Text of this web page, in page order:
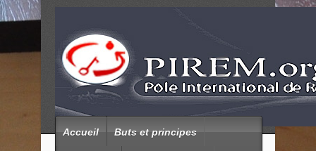
Accueil Buts et principes